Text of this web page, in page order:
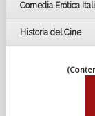
Comedia Erótica
Historia del Cine